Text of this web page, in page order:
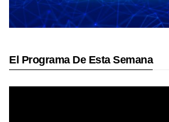
El Programa De Esta Semana